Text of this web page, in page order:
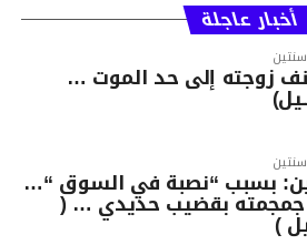
أخبار عاجلة
زوجته إلى حد الموت …
بسبب “نصبة في السوق “…
بقضيب حديدي … (
)